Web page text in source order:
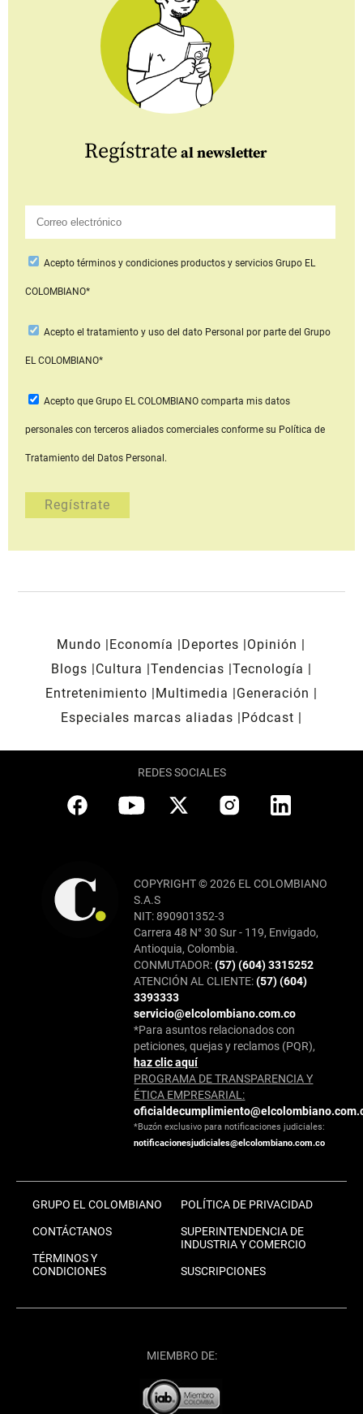
Regístrate al newsletter
Aceptotérminos y condiciones productos y serviciosGrupo EL
COLOMBIANO*
Acepto el tratamiento y uso del dato Personal por parte del Grupo
EL COLOMBIANO*
Acepto que Grupo EL COLOMBIANOcomparta mis datos
personales con terceros aliados comerciales conforme su Política de
Tratamiento del Datos Personal.
Mundo Economía Deportes
Opinión
Blogs
Cultura Tendencias Tecnología
Entretenimiento
Multimedia
Generación
Especiales marcas aliadas
Pódcast
REDES SOCIALES
COPYRIGHT © 2026 EL COLOMBIANO
S.A.S
NIT: 890901352-3
Carrera 48 N° 30 Sur - 119, Envigado,
Antioquia, Colombia.
CONMUTADOR:(57) (604) 3315252
ATENCIÓN AL CLIENTE:(57) (604)
3393333
servicio@elcolombiano.com.co
*Para asuntos relacionados con
peticiones, quejas y reclamos (PQR),
haz clic aquí
PROGRAMA DE TRANSPARENCIA Y
ÉTICA EMPRESARIAL:
*Buzón exclusivo para notificaciones judiciales:
notificacionesjudiciales@elcolombiano.com.co
GRUPO EL COLOMBIANO
CONTÁCTANOS
TÉRMINOS Y
CONDICIONES
POLÍTICA DE PRIVACIDAD
SUPERINTENDENCIA DE
INDUSTRIA Y COMERCIO
SUSCRIPCIONES
MIEMBRO DE: